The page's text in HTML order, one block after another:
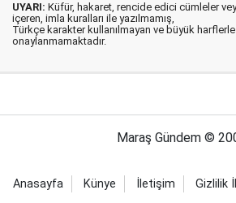
UYARI: Küfür, hakaret, rencide edici cümleler
içeren, imla kuralları ile yazılmamış,
Türkçe karakter kullanılmayan ve büyük harflerle
onaylanmamaktadır.
Maraş Gündem ©
Anasayfa Künye İletişim Gizlilik